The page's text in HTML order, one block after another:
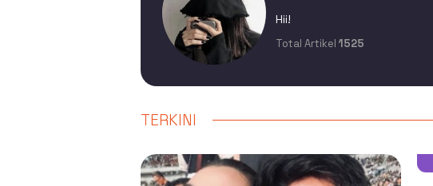
Hii!
Total Artikel 1525
TERKINI